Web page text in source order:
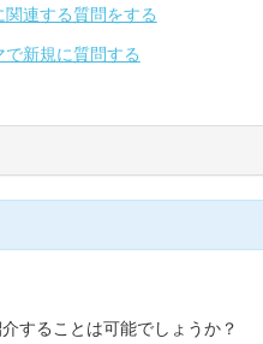
関連する質問をする
で新規に質問する
することは可能でしょうか？